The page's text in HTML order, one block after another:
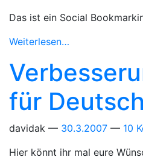
Das ist ein Social
Weiterlesen…
für
davidak 30.3.2007
10
Hier könnt ihr mal eure